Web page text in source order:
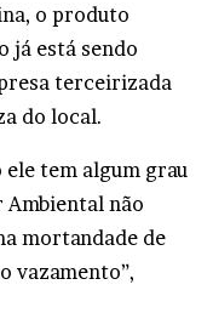
o produto
já está sendo
terceirizada
do local.
tem algum grau
Ambiental não
mortandade de
vazamento”,